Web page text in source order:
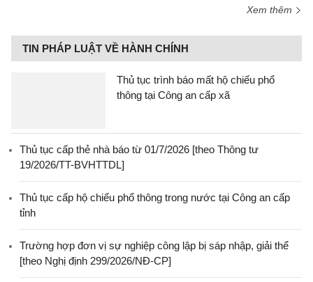
Xem thêm
TIN PHÁP LUẬT VỀ HÀNH CHÍNH
Thủ tục trình báo mất hộ chiếu phổ
thông tại Công an cấp xã
Thủ tục cấp thẻ nhà báo từ 01/7/2026 [theo Thông tư
19/2026/TT-BVHTTDL]
Thủ tục cấp hộ chiếu phổ thông trong nước tại Công an cấp
tỉnh
Trường hợp đơn vị sự nghiệp công lập bị sáp nhập, giải thể
[theo Nghị định 299/2026/NĐ-CP]